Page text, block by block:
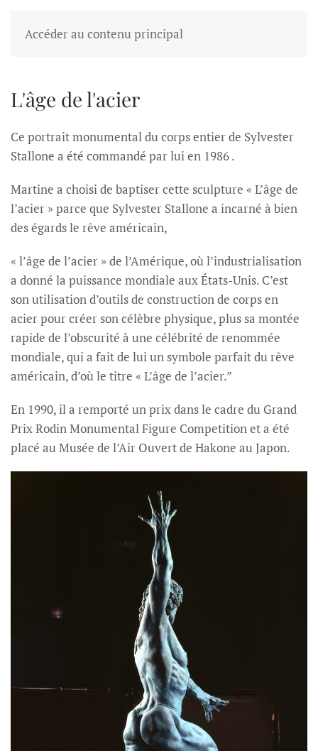
Accéder au contenu principal
L'âge de l'acier
Ce portrait monumental du corps entier de Sylvester
Stallone a été commandé par lui en 1986 .
Martine a choisi de baptiser cette sculpture « L’âge de
l’acier » parce que Sylvester Stallone a incarné à bien
des égards le rêve américain,
« l’âge de l’acier » de l’Amérique, où l’industrialisation
a donné la puissance mondiale aux États-Unis. C’est
son utilisation d’outils de construction de corps en
acier pour créer son célèbre physique, plus sa montée
rapide de l’obscurité à une célébrité de renommée
mondiale, qui a fait de lui un symbole parfait du rêve
américain, d’où le titre « L’âge de l’acier.”
En 1990, il a remporté un prix dans le cadre du Grand
Prix Rodin Monumental Figure Competition et a été
placé au Musée de l’Air Ouvert de Hakone au Japon.